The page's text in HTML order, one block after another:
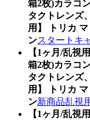
箱2枚)カラコ
タクトレンズ
用】 トリカ
ンスタートキ
【1ヶ月/乱視
箱2枚)カラコ
タクトレンズ
用】 トリカ
ン新商品乱視
【1ヶ月/乱視